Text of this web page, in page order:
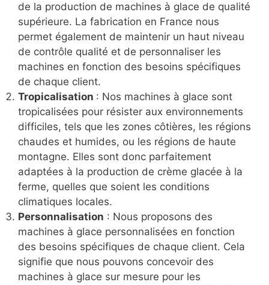
de la production de machines à glace de qualité
supérieure. La fabrication en France nous
permet également de maintenir un haut niveau
de contrôle qualité et de personnaliser les
machines en fonction des besoins spécifiques
de chaque client.
Tropicalisation : Nos machines à glace sont
tropicalisées pour résister aux environnements
difficiles, tels que les zones côtières, les régions
chaudes et humides, ou les régions de haute
montagne. Elles sont donc parfaitement
adaptées à la production de crème glacée à la
ferme, quelles que soient les conditions
climatiques locales.
Personnalisation : Nous proposons des
machines à glace personnalisées en fonction
des besoins spécifiques de chaque client. Cela
signifie que nous pouvons concevoir des
machines à glace sur mesure pour les